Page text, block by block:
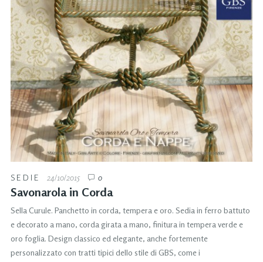
SEDIE 24/10/2015 0
Savonarola in Corda
Sella Curule. Panchetto in corda, tempera e oro. Sedia in ferro battuto
e decorato a mano, corda girata a mano, finitura in tempera verde e
oro foglia. Design classico ed elegante, anche fortemente
personalizzato con tratti tipici dello stile di GBS, come i